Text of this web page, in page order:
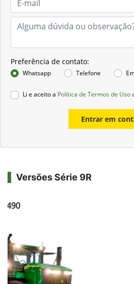
Preferência de contato:
Whatsapp Telefone
Li e aceito a Política de Termos de Uso
Entrar em
Versões Série 9R
490